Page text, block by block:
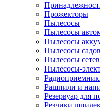
Прожекторы
Пылесосы
Пылесосы
Пылесосы
Пылесосы
Пылесосы
Пылесосы-
Рашпили и
Резервуар для
Резчики